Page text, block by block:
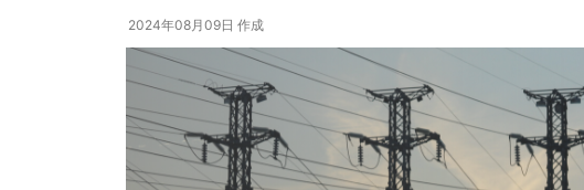
アパレル
加工食品
化学・素材
ベトナム進出
2024年08月09日 作成